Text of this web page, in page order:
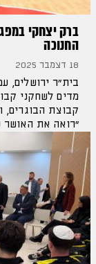
ברק יצחקי
החנוכה
18 דצמבר 2025
בית"ר ירושלים,
מדים לשחקני
קבוצת הבוגרים,
"רואה את האושר